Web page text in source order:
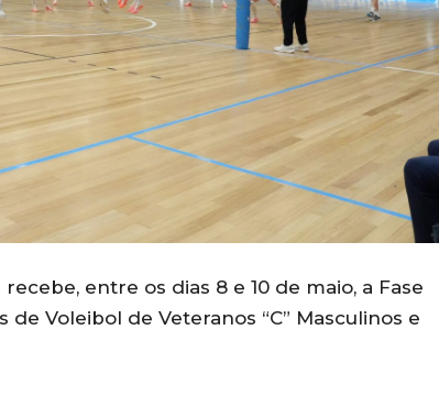
recebe, entre os dias 8 e 10 de maio, a Fase
Voleibol de Veteranos “C” Masculinos e